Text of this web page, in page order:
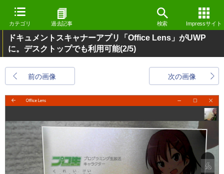
カテゴリ 過去記事 検索 Impressサイト
ドキュメントスキャナーアプリ「Office Lens」がUWP
に。デスクトップでも利用可能(2/5)
前の画像 次の画像